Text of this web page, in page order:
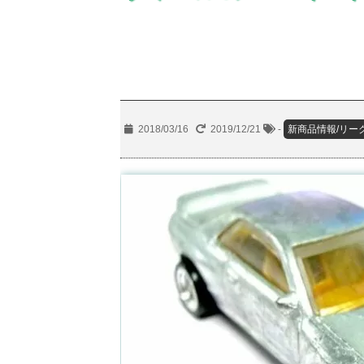
2018/03/16 2019/12/21 - 新商品情報/リー